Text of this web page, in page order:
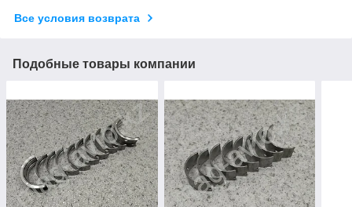
Все условия возврата
Подобные товары компании